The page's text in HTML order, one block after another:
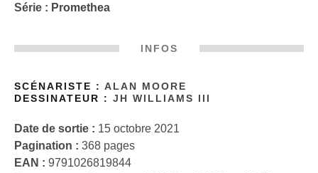
Série : Promethea
INFOS
SCÉNARISTE : ALAN MOORE
DESSINATEUR : JH WILLIAMS III
Date de sortie : 15 octobre 2021
Pagination : 368 pages
EAN : 9791026819844